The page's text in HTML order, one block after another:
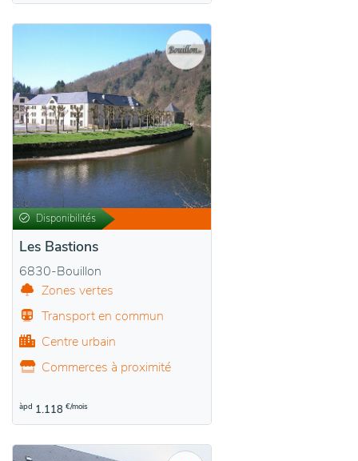
Disponibilités
Les Bastions
6830-Bouillon
Zones vertes
Transport en commun
Centre urbain
Commerces à proximité
àpd 1.118 €/mois